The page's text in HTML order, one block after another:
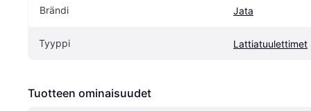
Brändi Jata
Tyyppi Lattiatuulettimet
Tuotteen ominaisuudet